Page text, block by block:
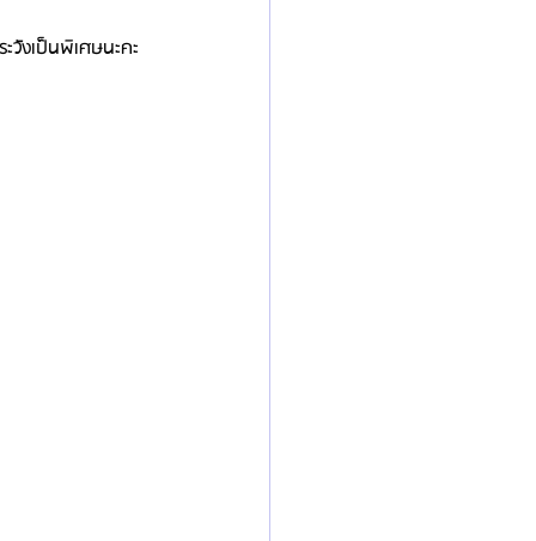
งเป็นพิเศษนะคะ